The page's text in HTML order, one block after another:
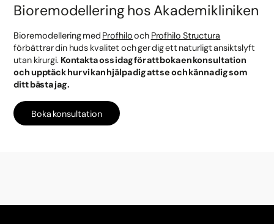
Bioremodellering hos Akademikliniken
Bioremodellering med Profhilooch Profhilo Structura
förbättrar din huds kvalitet och ger dig ett naturligt ansiktslyft
utan kirurgi. Kontakta oss idag för att boka en konsultation
och upptäck hur vi kan hjälpa dig att se och känna dig som
ditt bästa jag.
Boka konsultation